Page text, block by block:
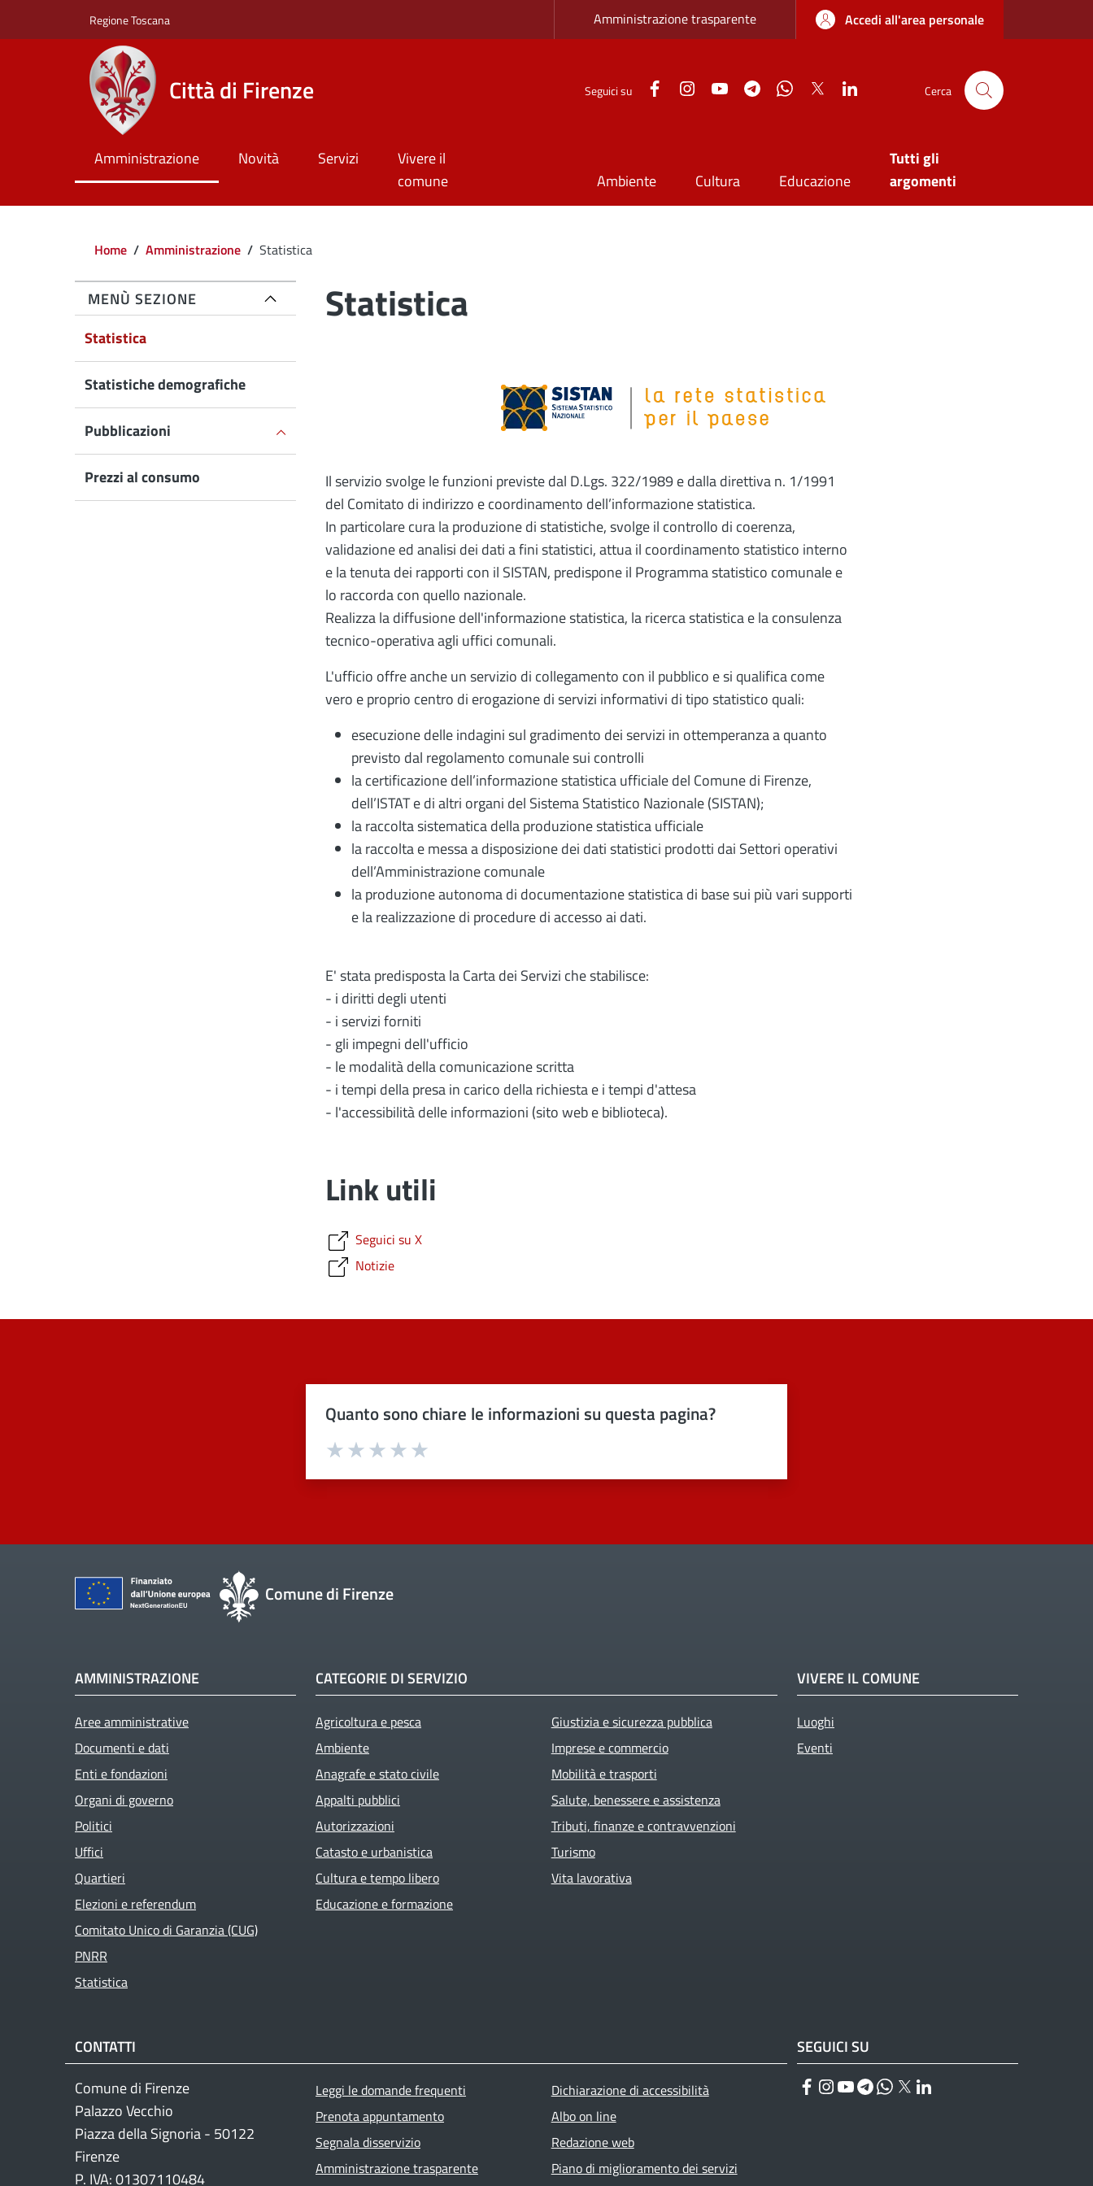
Regione Toscana Zona superiore sottile
Amministrazione trasparente Accedi all'area personale
Città di Firenze Seguici su FacebookInstagramYouTubeTelegramWhatsApp
Twitter Cerca
Amministrazione Novità Servizi
Vivere il
comune
Ambiente Cultura Educazione
Tutti gli
argomenti
Briciole di pane
Home / Amministrazione / Statistica
MENÙ SEZIONE
Statistica
Statistiche demografiche
Pubblicazioni
Prezzi al consumo
Statistica
Image
Il servizio svolge le funzioni previste dal D.Lgs. 322/1989 e dalla direttiva n. 1/1991
del Comitato di indirizzo e coordinamento dell’informazione statistica.
In particolare cura la produzione di statistiche, svolge il controllo di coerenza,
validazione ed analisi dei dati a fini statistici, attua il coordinamento statistico interno
e la tenuta dei rapporti con il SISTAN, predispone il Programma statistico comunale e
lo raccorda con quello nazionale.
Realizza la diffusione dell'informazione statistica, la ricerca statistica e la consulenza
tecnico-operativa agli uffici comunali.
L'ufficio offre anche un servizio di collegamento con il pubblico e si qualifica come
vero e proprio centro di erogazione di servizi informativi di tipo statistico quali:
esecuzione delle indagini sul gradimento dei servizi in ottemperanza a quanto
previsto dal regolamento comunale sui controlli
la certificazione dell’informazione statistica ufficiale del Comune di Firenze,
dell’ISTAT e di altri organi del Sistema Statistico Nazionale (SISTAN);
la raccolta sistematica della produzione statistica ufficiale
la raccolta e messa a disposizione dei dati statistici prodotti dai Settori operativi
dell’Amministrazione comunale
la produzione autonoma di documentazione statistica di base sui più vari supporti
e la realizzazione di procedure di accesso ai dati.
E' stata predisposta la Carta dei Servizi che stabilisce:
- i diritti degli utenti
- i servizi forniti
- gli impegni dell'ufficio
- le modalità della comunicazione scritta
- i tempi della presa in carico della richiesta e i tempi d'attesa
- l'accessibilità delle informazioni (sito web e biblioteca).
Link utili
Seguici su X
Notizie
Quanto sono chiare le informazioni su questa pagina?
Valuta 4 stelle su 5
Valuta 3 stelle su 5
Valuta 2 stelle su 5
Valuta 1 stelle su 5
Comune di Firenze
AMMINISTRAZIONE
Aree amministrative
Documenti e dati
Enti e fondazioni
Organi di governo
Politici
Uffici
Quartieri
Elezioni e referendum
Comitato Unico di Garanzia (CUG)
PNRR
Statistica
CATEGORIE DI SERVIZIO
Agricoltura e pesca
Ambiente
Anagrafe e stato civile
Appalti pubblici
Autorizzazioni
Catasto e urbanistica
Cultura e tempo libero
Educazione e formazione
Giustizia e sicurezza pubblica
Imprese e commercio
Mobilità e trasporti
Salute, benessere e assistenza
Tributi, finanze e contravvenzioni
Turismo
Vita lavorativa
VIVERE IL COMUNE
Luoghi
Eventi
CONTATTI
Comune di Firenze
Palazzo Vecchio
Piazza della Signoria - 50122
Firenze
P. IVA: 01307110484
Footer menu
Leggi le domande frequenti
Prenota appuntamento
Segnala disservizio
Amministrazione trasparente
Dichiarazione di accessibilità
Albo on line
Redazione web
Piano di miglioramento dei servizi
SEGUICI SU
Facebook
Instagram
YouTube
Telegram
WhatsApp
Twitter